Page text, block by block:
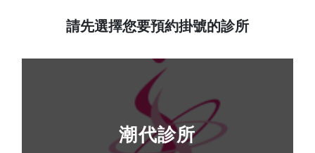
請先選擇您要預約掛號的診所
潮代診所